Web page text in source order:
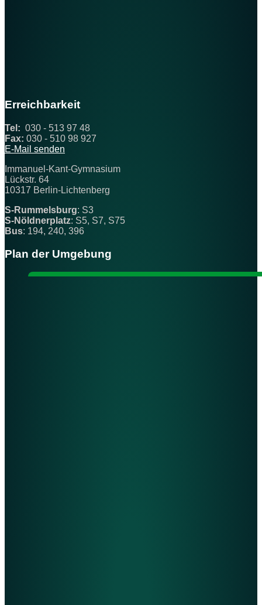
Erreichbarkeit
Tel: 030 - 513 97 48
Fax: 030 - 510 98 927
E-Mail senden
Immanuel-Kant-Gymnasium
Lückstr. 64
10317 Berlin-Lichtenberg
S-Rummelsburg: S3
S-Nöldnerplatz: S5, S7, S75
Bus: 194, 240, 396
Plan der Umgebung